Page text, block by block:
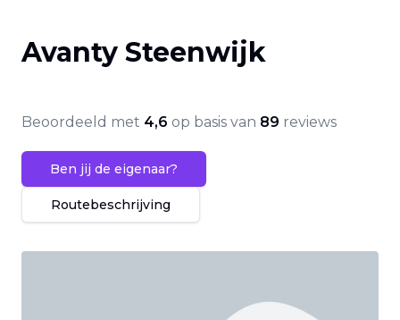
Avanty Steenwijk
Beoordeeld met 4,6 op basis van 89 reviews
Ben jij de eigenaar?
Routebeschrijving